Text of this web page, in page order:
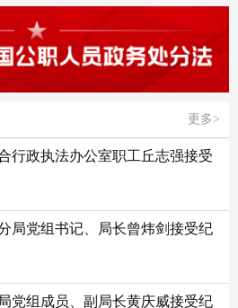
更多>
行政执法办公室职工丘志强接受
局党组书记、局长曾炜剑接受纪
党组成员、副局长黄庆威接受纪